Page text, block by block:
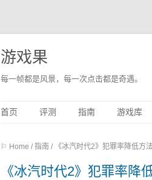
游戏果
每一帧都是风景，每一次点击都是奇遇。
首页 评测 指南 游戏库
⚐ Home / 指南 / 《冰汽时代2》犯罪率降低方
《冰汽时代2》犯罪率降